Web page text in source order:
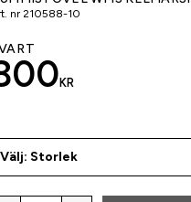
nr 210588-10
KR
Välj: Storlek